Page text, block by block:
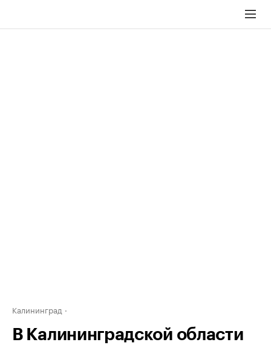
Калининград
В Калининградской области